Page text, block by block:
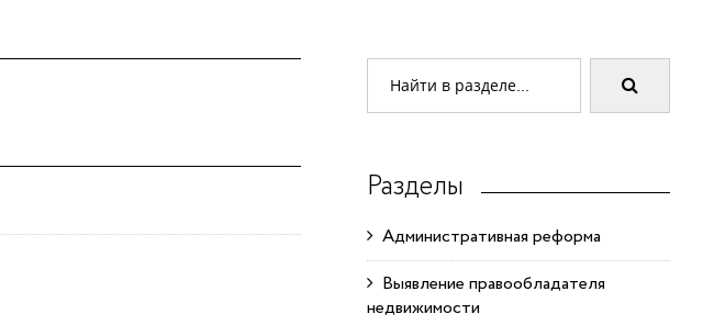
Разделы
Административная реформа
Выявление правообладателя
недвижимости